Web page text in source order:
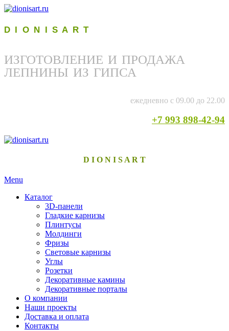
D I O N I S A R T
ИЗГОТОВЛЕНИЕ И ПРОДАЖА
ЛЕПНИНЫ ИЗ ГИПСА
ежедневно с 09.00 до 22.00
+7 993 898-42-94
D I O N I S A R T
Menu
Каталог
3D-панели
Гладкие карнизы
Плинтусы
Молдинги
Фризы
Световые карнизы
Углы
Розетки
Декоративные камины
Декоративные порталы
О компании
Наши проекты
Доставка и оплата
Контакты